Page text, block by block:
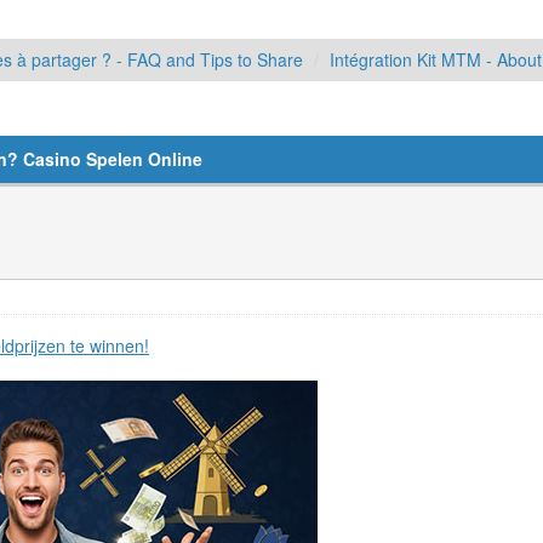
à partager ? - FAQ and Tips to Share Intégration Kit MTM -
Casino Spelen Online
te winnen!